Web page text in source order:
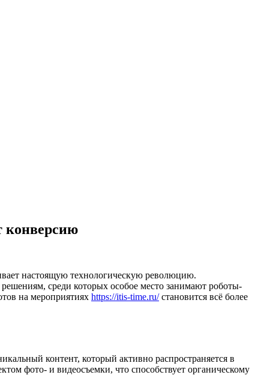
конверсию
настоящую технологическую революцию.
среди которых особое место занимают роботы-
на мероприятиях https://itis-time.ru/становится всё более
контент, который активно распространяется в
фото- и видеосъемки, что способствует органическому